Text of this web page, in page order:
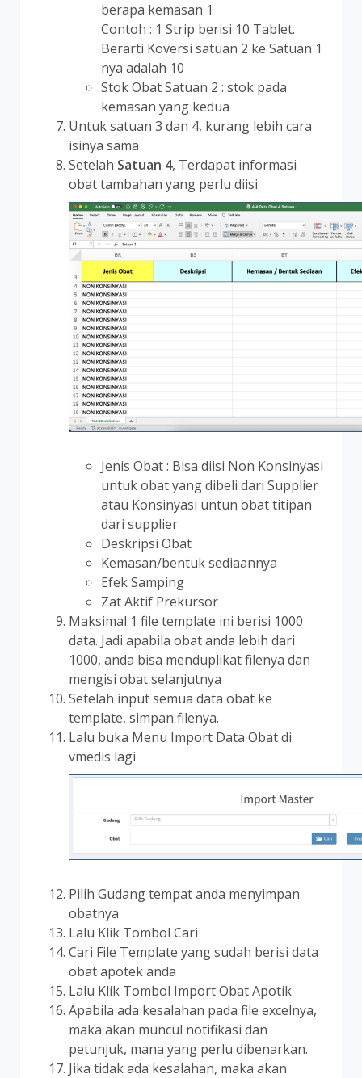
berapa kemasan 1
Contoh : 1 Strip berisi 10 Tablet.
Berarti Koversi satuan 2 ke Satuan 1
nya adalah 10
Stok Obat Satuan 2 : stok pada
kemasan yang kedua
Untuk satuan 3 dan 4, kurang lebih cara
isinya sama
Setelah Satuan 4, Terdapat informasi
obat tambahan yang perlu diisi
Jenis Obat : Bisa diisi Non Konsinyasi
untuk obat yang dibeli dari Supplier
atau Konsinyasi untun obat titipan
dari supplier
Deskripsi Obat
Kemasan/bentuk sediaannya
Efek Samping
Zat Aktif Prekursor
Maksimal 1 file template ini berisi 1000
data. Jadi apabila obat anda lebih dari
1000, anda bisa menduplikat filenya dan
mengisi obat selanjutnya
Setelah input semua data obat ke
template, simpan filenya.
Lalu buka Menu Import Data Obat di
vmedis lagi
Pilih Gudang tempat anda menyimpan
obatnya
Lalu Klik Tombol Cari
Cari File Template yang sudah berisi data
obat apotek anda
Lalu Klik Tombol Import Obat Apotik
Apabila ada kesalahan pada file excelnya,
maka akan muncul notifikasi dan
petunjuk, mana yang perlu dibenarkan.
Jika tidak ada kesalahan, maka akan